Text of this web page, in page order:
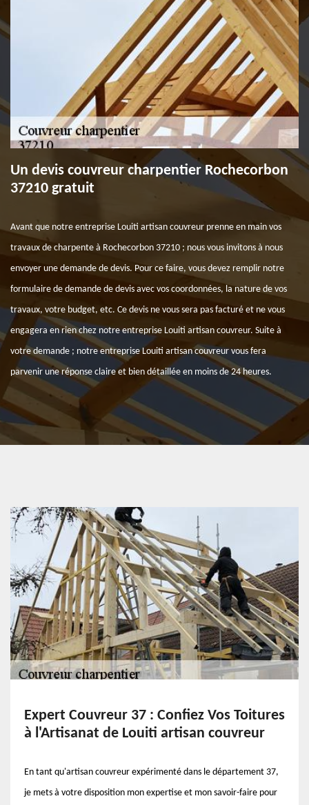
Un devis couvreur charpentier Rochecorbon
37210 gratuit
Avant que notre entreprise Louiti artisan couvreur prenne en main vos
travaux de charpente à Rochecorbon 37210 ; nous vous invitons à nous
envoyer une demande de devis. Pour ce faire, vous devez remplir notre
formulaire de demande de devis avec vos coordonnées, la nature de vos
travaux, votre budget, etc. Ce devis ne vous sera pas facturé et ne vous
engagera en rien chez notre entreprise Louiti artisan couvreur. Suite à
votre demande ; notre entreprise Louiti artisan couvreur vous fera
parvenir une réponse claire et bien détaillée en moins de 24 heures.
Expert Couvreur 37 : Confiez Vos Toitures
à l'Artisanat de Louiti artisan couvreur
En tant qu'artisan couvreur expérimenté dans le département 37,
je mets à votre disposition mon expertise et mon savoir-faire pour